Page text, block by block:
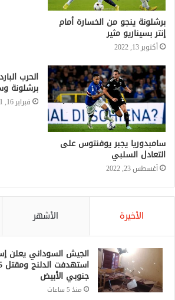
برشلونة ينجو من الخسارة أمام
إنتر بسيناريو مثير
أكتوبر 13, 2022
سامبدوريا يجبر يوفنتوس على
التعادل السلبي
أغسطس 23, 2022
الحرب
برشلونة
فبراير 16, 2021
الأخيرة الأشهر
الجيش السوداني يعلن
جنوبي الأبيض
منذ 5 ساعات